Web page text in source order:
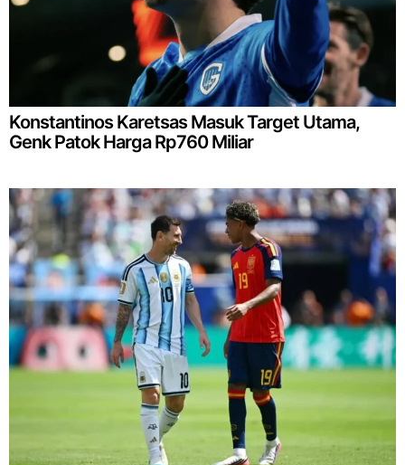
Konstantinos Karetsas Masuk Target Utama,
Genk Patok Harga Rp760 Miliar